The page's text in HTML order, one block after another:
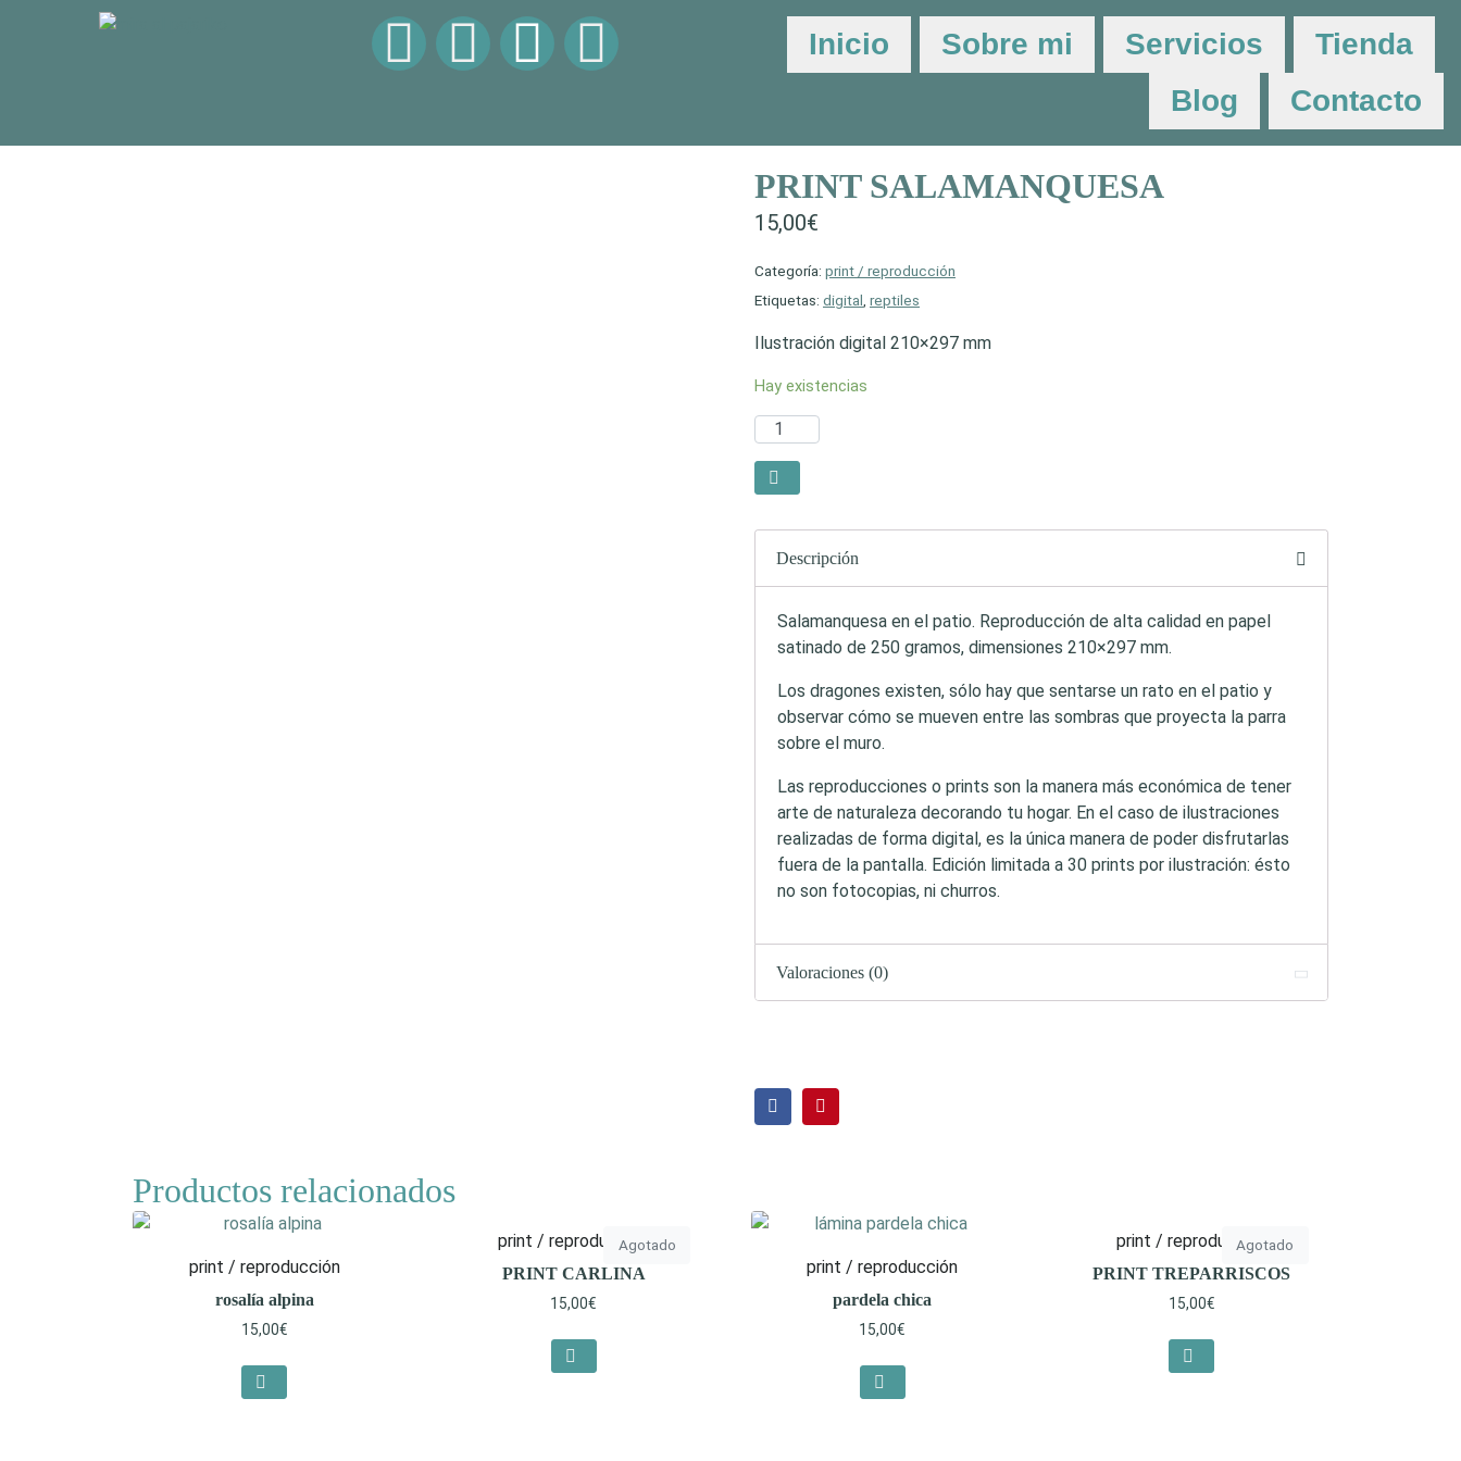
Inicio Sobre mi Servicios
Tienda
Blog
Contacto
PRINT SALAMANQUESA
15,00€
Categoría: print / reproducción
Etiquetas: digital reptiles
Ilustración digital 210×297 mm
Hay existencias
Descripción
Salamanquesa en el patio. Reproducción de alta calidad en papel
satinado de 250 gramos, dimensiones 210×297 mm.
Los dragones existen, sólo hay que sentarse un rato en el patio y
observar cómo se mueven entre las sombras que proyecta la parra
sobre el muro.
Las reproducciones o prints son la manera más económica de tener
arte de naturaleza decorando tu hogar. En el caso de ilustraciones
realizadas de forma digital, es la única manera de poder disfrutarlas
fuera de la pantalla. Edición limitada a 30 prints por ilustración: ésto
no son fotocopias, ni churros.
Valoraciones (0)
Productos relacionados
print / reproducción
rosalía alpina
15,00€
Agotado
print / reproducción
PRINT CARLINA
15,00€
print / reproducción
pardela chica
15,00€
Agotado
print / reproducción
PRINT TREPARRISCOS
15,00€